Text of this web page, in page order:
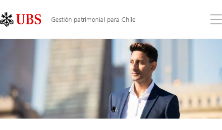
Links
Area
Gestión patrimonial para Chile
el